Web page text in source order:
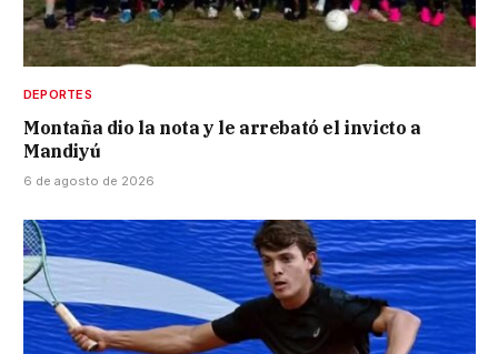
DEPORTES
Montaña dio la nota y le arrebató el invicto a
Mandiyú
6 de agosto de 2026